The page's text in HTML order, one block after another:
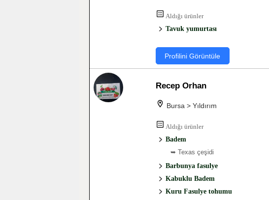
Aldığı ürünler
Tavuk yumurtası
Profilini Görüntüle
Recep Orhan
Bursa > Yıldırım
Aldığı ürünler
Badem
➥ Texas çeşidi
Barbunya fasulye
Kabuklu Badem
Kuru Fasulye tohumu